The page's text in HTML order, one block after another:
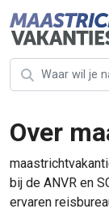
Over
bij de ANVR en
ervaren